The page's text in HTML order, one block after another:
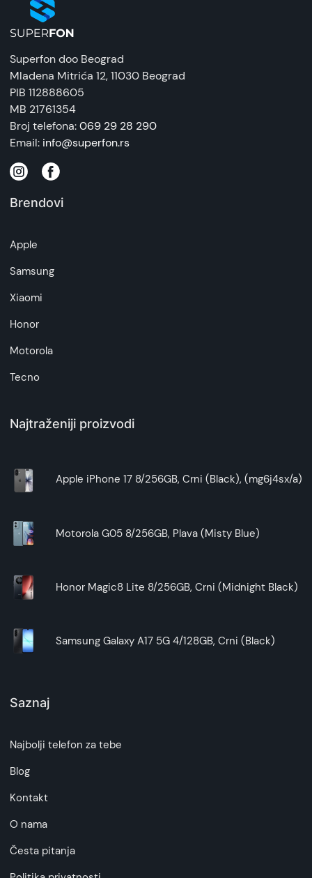
Superfon doo Beograd
Mladena Mitrića 12, 11030 Beograd
PIB 112888605
MB 21761354
Broj telefona:069 29 28 290
Email: info@superfon.rs
Brendovi
Apple
Samsung
Xiaomi
Honor
Motorola
Tecno
Najtraženiji proizvodi
Apple iPhone 17 8/256GB, Crni (Black), (mg6j4sx/a)
Motorola G05 8/256GB, Plava (Misty Blue)
Honor Magic8 Lite 8/256GB, Crni (Midnight Black)
Samsung Galaxy A17 5G 4/128GB, Crni (Black)
Saznaj
Najbolji telefon za tebe
Blog
Kontakt
O nama
Česta pitanja